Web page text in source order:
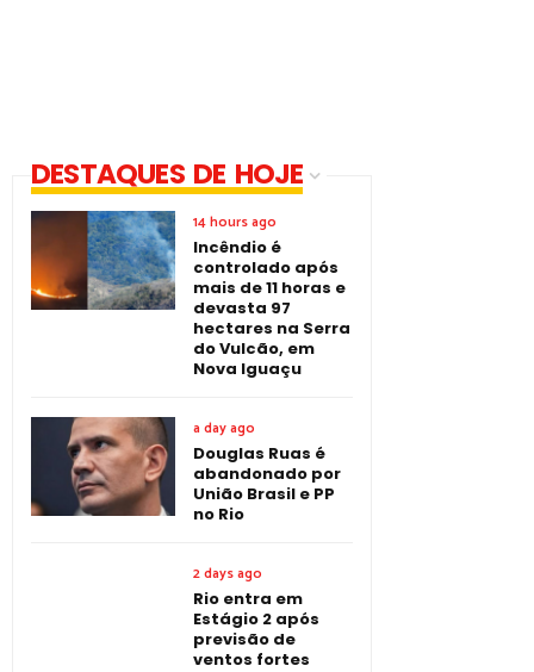
DESTAQUES DE HOJE
14 hours ago
Incêndio é
controlado após
mais de 11 horas e
devasta 97
hectares na Serra
do Vulcão, em
Nova Iguaçu
a day ago
Douglas Ruas é
abandonado por
União Brasil e PP
no Rio
2 days ago
Rio entra em
Estágio 2 após
previsão de
ventos fortes